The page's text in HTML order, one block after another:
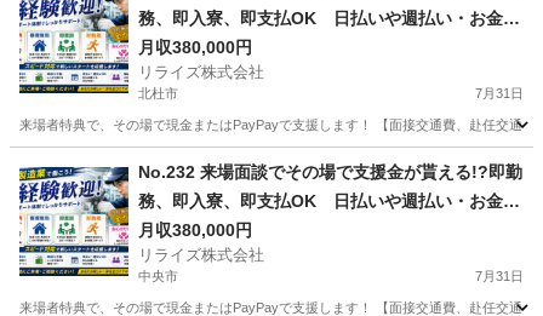
務、即入寮、即支払OK 日払いや週払い・お金住
む場所に困ってる方必見の案件です！簡単な電子
部品の製造・加工のお仕事♪
月収380,000円
リライズ株式会社
北杜市 7月31日
来場者特典で、その場で現金またはPayPayで支援します！ 【面接交通費、赴任交通
No.232 来場面談でその場で支援金が貰える!?即勤
務、即入寮、即支払OK 日払いや週払い・お金住
む場所に困ってる方必見の案件です！簡単な電子
部品の製造・加工のお仕事♪
月収380,000円
リライズ株式会社
中央市 7月31日
来場者特典で、その場で現金またはPayPayで支援します！ 【面接交通費、赴任交通